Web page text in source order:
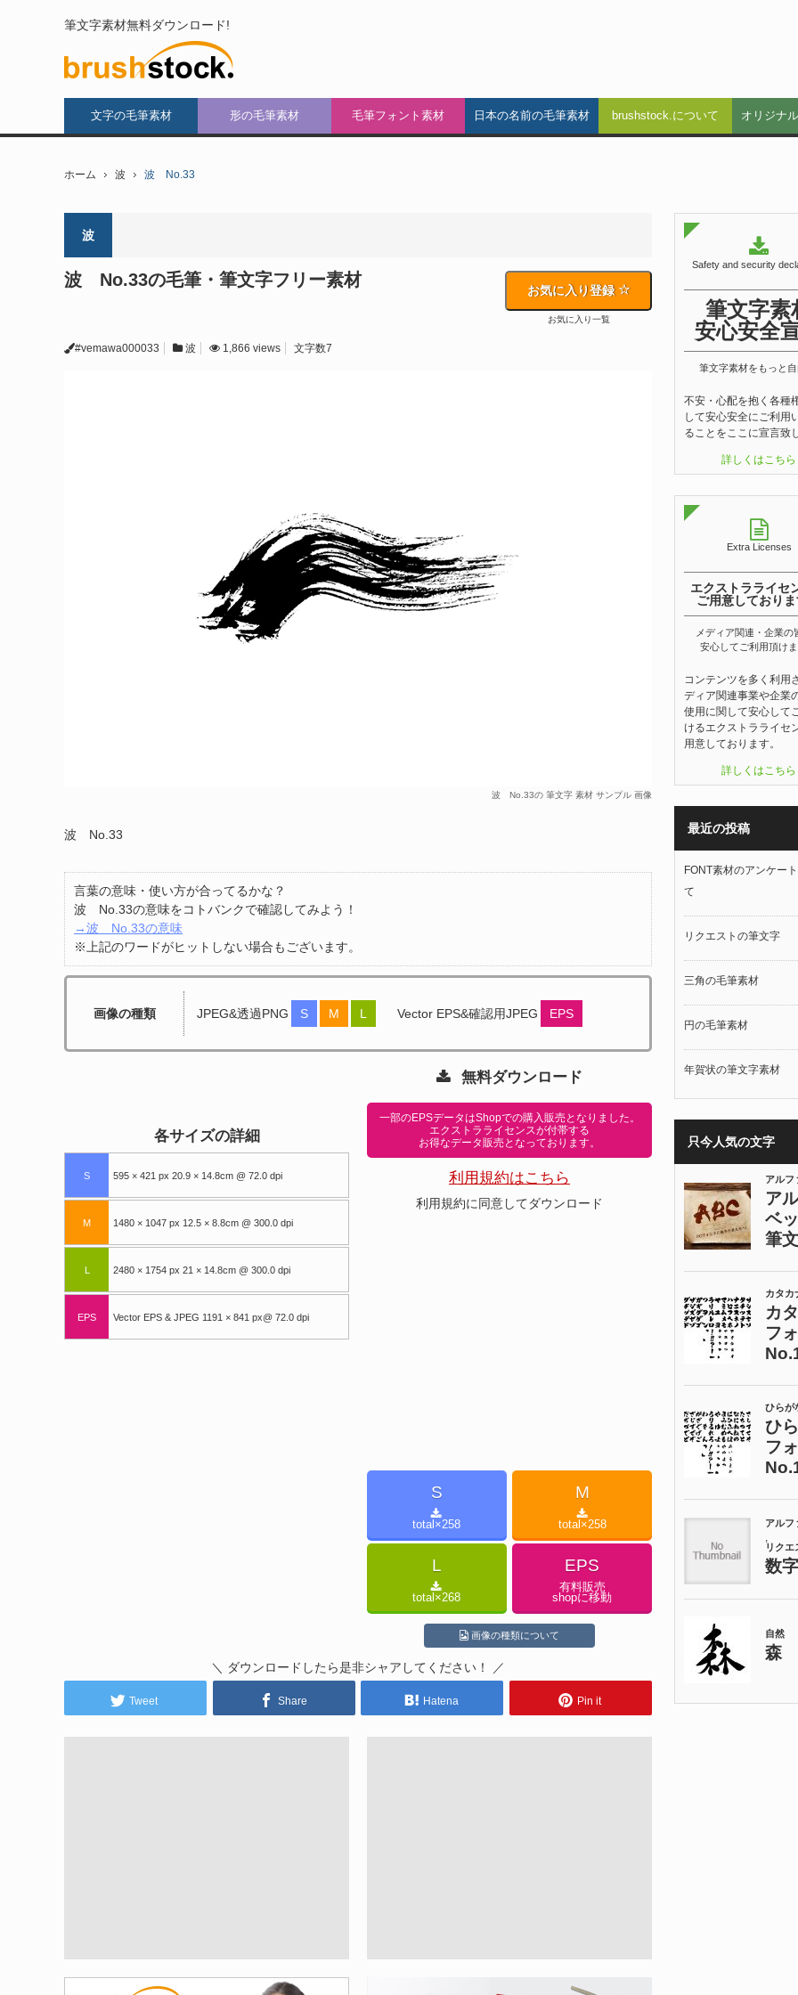
筆文字素材無料ダウンロード!
文字の毛筆素材 形の毛筆素材 毛筆フォント素材 日本の名前の毛筆素材 brushstock.について オリジナ
ホーム 波 波 No.33
波
波 No.33の毛筆・筆文字フリー素材
お気に入り登録
お気に入り一覧
#vemawa000033 波 1,866 views 文字数7
波 No.33の 筆文字 素材 サンプル 画像
波 No.33
言葉の意味・使い方が合ってるかな？
波 No.33の意味をコトバンクで確認してみよう！
→波 No.33の意味
※上記のワードがヒットしない場合もございます。
画像の種類 JPEG&透過PNG S M L Vector EPS&確認用JPEG EPS
各サイズの詳細
S 595 × 421 px 20.9 × 14.8cm @ 72.0 dpi
M 1480 × 1047 px 12.5 × 8.8cm @ 300.0 dpi
L 2480 × 1754 px 21 × 14.8cm @ 300.0 dpi
EPS Vector EPS & JPEG 1191 × 841 px@ 72.0 dpi
無料ダウンロード
一部のEPSデータはShopでの購入販売となりました。
エクストラライセンスが付帯する
お得なデータ販売となっております。
利用規約はこちら
利用規約に同意してダウンロード
S
total×258
M
total×258
L
total×268
EPS
有料販売
shopに移動
画像の種類について
＼ ダウンロードしたら是非シャアしてください！ ／
Tweet Share Hatena Pin it
Safety and security
筆文字素
安心安全
筆文字素材をもっと
不安・心配を抱く各種
して安心安全にご利用
ることをここに宣言致
詳しくはこちら
Extra Licenses
エクストラライセ
ご用意しており
メディア関連・企業の
安心してご利用頂け
コンテンツを多く利用
ディア関連事業や企業
使用に関して安心して
けるエクストラライセ
用意しております。
詳しくはこちら
最近の投稿
FONT素材のアンケー
て
リクエストの筆文字
三角の毛筆素材
円の毛筆素材
年賀状の筆文字素材
只今人気の文字